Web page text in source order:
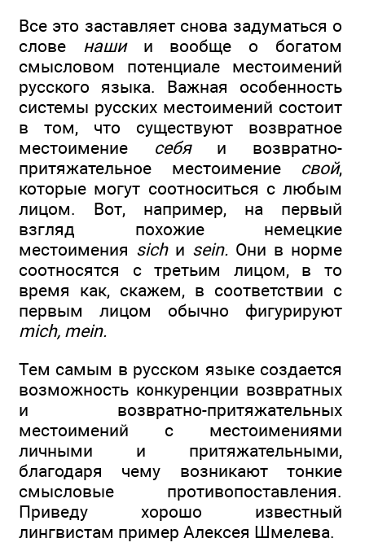
Все это заставляет снова задуматься о
слове нашии вообще о богатом
смысловом потенциале местоимений
русского языка. Важная особенность
системы русских местоимений состоит
в том, что существуют возвратное
местоимение себяи возвратно-
притяжательное местоимение свой,
которые могут соотноситься с любым
лицом. Вот, например, на первый
взгляд похожие немецкие
местоимения sichи sein. Они в норме
соотносятся с третьим лицом, в то
время как, скажем, в соответствии с
первым лицом обычно фигурируют
mich, mein.
Тем самым в русском языке создается
возможность конкуренции возвратных
и возвратно-притяжательных
местоимений с местоимениями
личными и притяжательными,
благодаря чему возникают тонкие
смысловые противопоставления.
Приведу хорошо известный
лингвистам пример Алексея Шмелева.